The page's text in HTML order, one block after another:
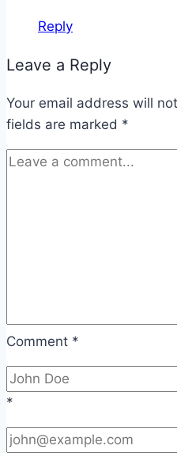
Reply
Leave a Reply
Your email address will
fields are marked *
Comment *
*